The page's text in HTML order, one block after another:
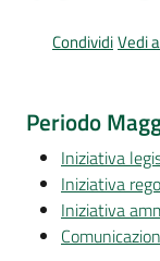
Argomenti
i
media
Per
CondividiVedi
Periodo
Iniziativa
Iniziativa
Iniziativa